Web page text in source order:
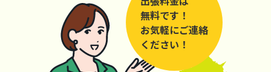
無料です！
お気軽にご連絡
ください！